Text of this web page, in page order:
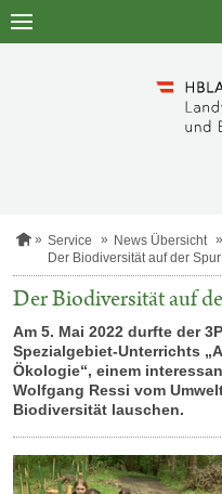
Zum
S
a
r
t
s
e
i
t
e
Service News Übersicht
Der Biodiversität auf der Spur
Der Biodiversität auf
Am 5. Mai 2022 durfte der
Spezialgebiet-Unterrichts
Ökologie“, einem
Wolfgang Ressi vom
Biodiversität lauschen.